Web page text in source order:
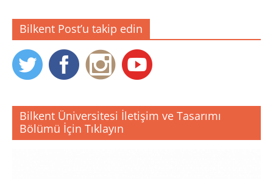
Bilkent Post’u takip edin
Bilkent Üniversitesi İletişim ve Tasarımı
Bölümü İçin Tıklayın